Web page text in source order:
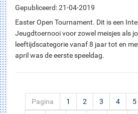
Gepubliceerd: 21-04-2019
Easter Open Tournament. Dit is een
Jeugdtoernooi voor zowel meisjes als
leeftijdscategorie vanaf 8 jaar tot en
april was de eerste speeldag.
Pagina 1 2 3 4 5